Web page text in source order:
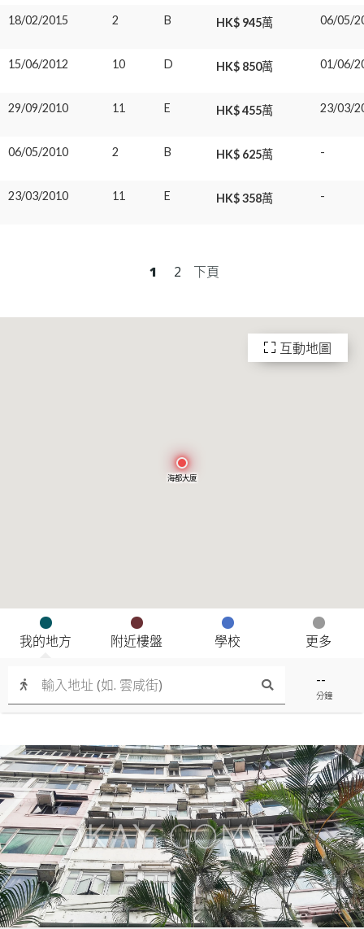
海都大廈
--
分鐘
我的地方 附近樓盤 學校 更多
互動地圖
18/02/2015 2 B HK$ 945萬 06/05/
15/06/2012 10 D HK$ 850萬 01/06/
29/09/2010 11 E HK$ 455萬 23/03/
06/05/2010 2 B HK$ 625萬 -
23/03/2010 11 E HK$ 358萬 -
1 2 下頁